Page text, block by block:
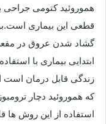
هموروئید کتومی جراحی
قطعی این بیماری
گشاد شدن عروق در
ابتدایی بیماری با
زندگی قابل درمان است
که هموروئید دچار
استفاده از این روش ها